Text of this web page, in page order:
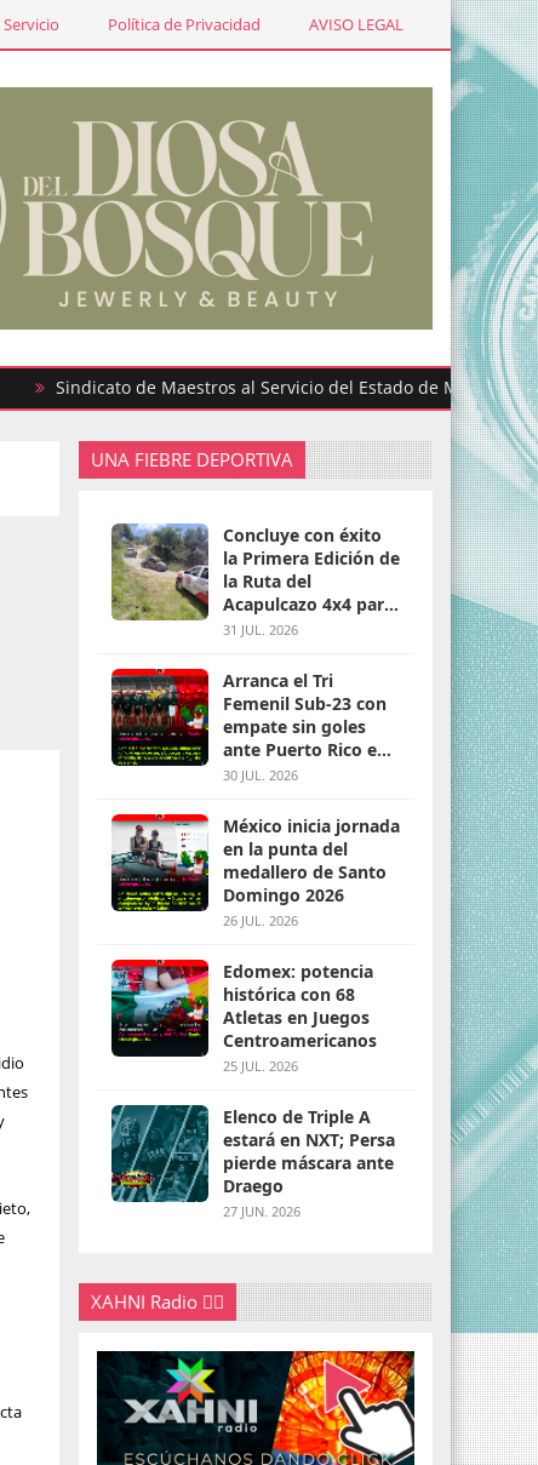
Política de Privacidad AVISO LEGAL
Sindicato de Maestros al Servicio del Estado de México participa
UNA FIEBRE DEPORTIVA
Concluye con éxito
la Primera Edición de
la Ruta del
Acapulcazo 4x4 para
parejas
31 JUL. 2026
Arranca el Tri
Femenil Sub-23 con
empate sin goles
ante Puerto Rico en
Santo Domingo 2026
30 JUL. 2026
México inicia jornada
en la punta del
medallero de Santo
Domingo 2026
26 JUL. 2026
Edomex: potencia
histórica con 68
Atletas en Juegos
Centroamericanos
25 JUL. 2026
Elenco de Triple A
estará en NXT; Persa
pierde máscara ante
Draego
27 JUN. 2026
XAHNI Radio 👇🏽